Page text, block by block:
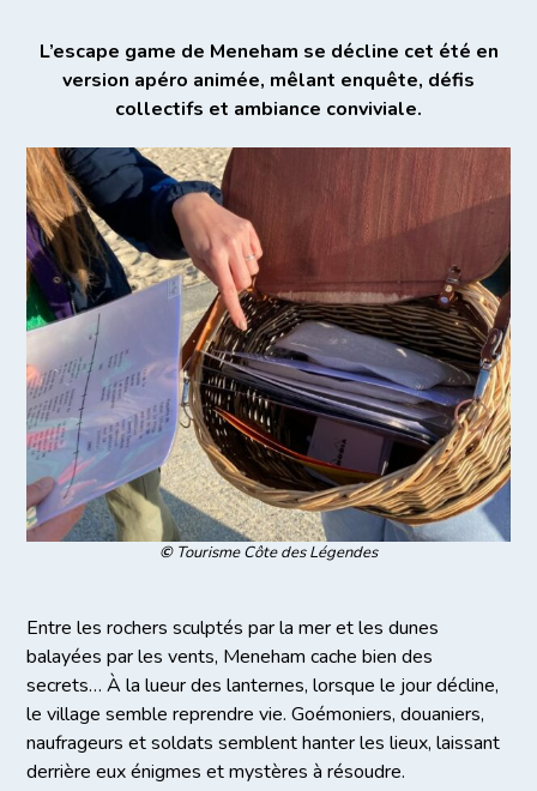
L’escape game de Meneham se décline cet été en
version apéro animée, mêlant enquête, défis
collectifs et ambiance conviviale.
©Tourisme Côte des Légendes
Entre les rochers sculptés par la mer et les dunes
balayées par les vents, Meneham cache bien des
secrets… À la lueur des lanternes, lorsque le jour décline,
le village semble reprendre vie. Goémoniers, douaniers,
naufrageurs et soldats semblent hanter les lieux, laissant
derrière eux énigmes et mystères à résoudre.